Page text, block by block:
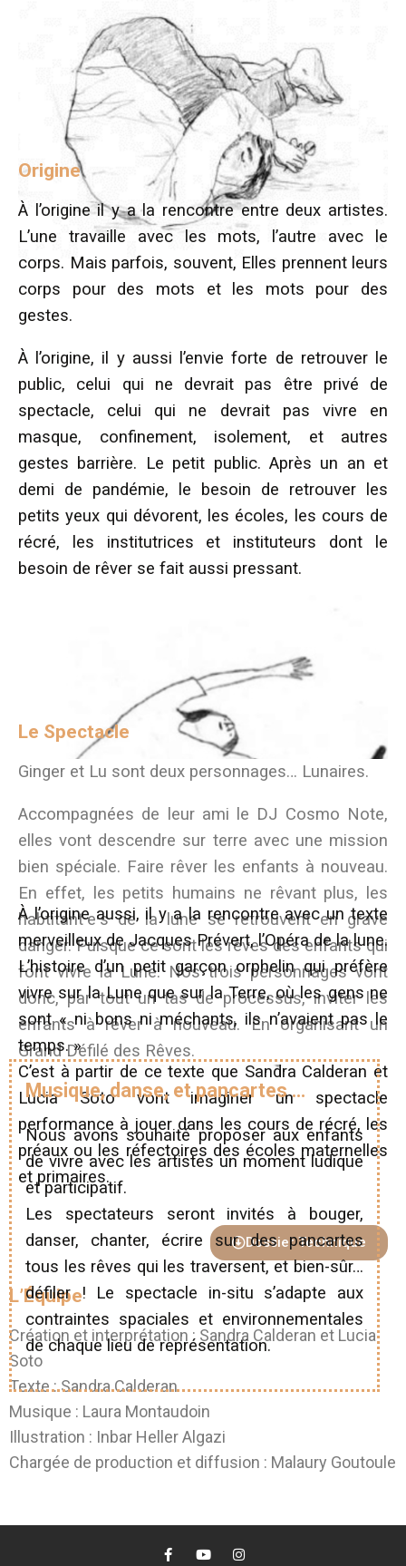
Origine
À l’origine il y a la rencontre entre deux artistes.
L’une travaille avec les mots, l’autre avec le
corps. Mais parfois, souvent, Elles prennent leurs
corps pour des mots et les mots pour des
gestes.
À l’origine, il y aussi l’envie forte de retrouver le
public, celui qui ne devrait pas être privé de
spectacle, celui qui ne devrait pas vivre en
masque, confinement, isolement, et autres
gestes barrière. Le petit public. Après un an et
demi de pandémie, le besoin de retrouver les
petits yeux qui dévorent, les écoles, les cours de
récré, les institutrices et instituteurs dont le
besoin de rêver se fait aussi pressant.
À l’origine aussi, il y a la rencontre avec un texte
merveilleux de Jacques Prévert, l’Opéra de la lune.
L’histoire d’un petit garçon orphelin qui préfère
vivre sur la Lune que sur la Terre, où les gens ne
sont « ni bons ni méchants, ils n’avaient pas le
temps. »
C’est à partir de ce texte que Sandra Calderan et
Lucia Soto vont imaginer un spectacle
performance à jouer dans les cours de récré, les
préaux ou les réfectoires des écoles maternelles
et primaires.
Dossier Technique
L’Équipe
Création et interprétation : Sandra Calderan et Lucia
Soto
Texte : Sandra Calderan
Musique : Laura Montaudoin
Illustration : Inbar Heller Algazi
Chargée de production et diffusion : Malaury Goutoule
Le Spectacle
Ginger et Lu sont deux personnages… Lunaires.
Accompagnées de leur ami le DJ Cosmo Note,
elles vont descendre sur terre avec une mission
bien spéciale. Faire rêver les enfants à nouveau.
En effet, les petits humains ne rêvant plus, les
habtitant·e·s de la lune se retrouvent en grave
danger. Puisque ce sont les rêves des enfants qui
font vivre la Lune. Nos trois personnages vont
donc, par tout un tas de processus, inviter les
enfants à rêver à nouveau. En organisant un
Grand Défilé des Rêves.
Musique, danse, et pancartes …
Nous avons souhaité proposer aux enfants
de vivre avec les artistes un moment ludique
et participatif.
Les spectateurs seront invités à bouger,
danser, chanter, écrire sur des pancartes
tous les rêves qui les traversent, et bien-sûr…
défiler ! Le spectacle in-situ s’adapte aux
contraintes spaciales et environnementales
de chaque lieu de représentation.